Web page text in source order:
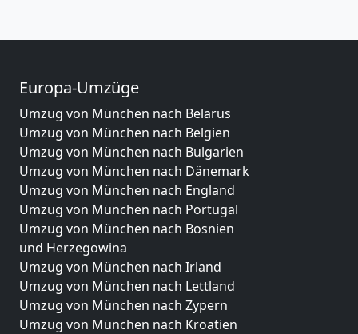
Europa-Umzüge
Umzug von München nach Belarus
Umzug von München nach Belgien
Umzug von München nach Bulgarien
Umzug von München nach Dänemark
Umzug von München nach England
Umzug von München nach Portugal
Umzug von München nach Bosnien
und Herzegowina
Umzug von München nach Irland
Umzug von München nach Lettland
Umzug von München nach Zypern
Umzug von München nach Kroatien